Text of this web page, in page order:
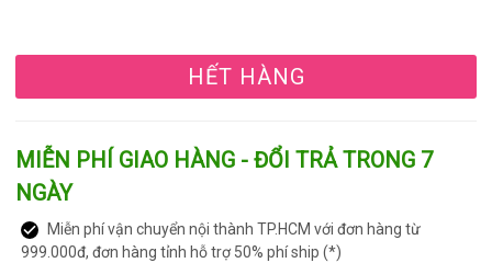
HẾT HÀNG
MIỄN PHÍ GIAO HÀNG - ĐỔI TRẢ TRONG 7
NGÀY
Miễn phí vận chuyển nội thành TP.HCM với đơn hàng từ
999.000đ, đơn hàng tỉnh hỗ trợ 50% phí ship (*)